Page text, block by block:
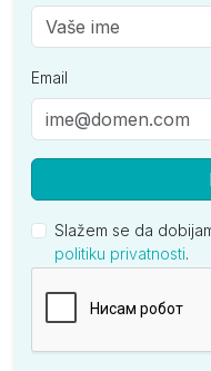
Email
Slažem se da
politiku privatnosti.